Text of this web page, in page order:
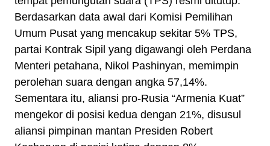
Berdasarkan data awal dari Komisi Pemilihan
Umum Pusat yang mencakup sekitar 5% TPS,
partai Kontrak Sipil yang digawangi oleh Perdana
Menteri petahana, Nikol Pashinyan, memimpin
perolehan suara dengan angka 57,14%.
Sementara itu, aliansi pro-Rusia “Armenia Kuat”
mengekor di posisi kedua dengan 21%, disusul
aliansi pimpinan mantan Presiden Robert